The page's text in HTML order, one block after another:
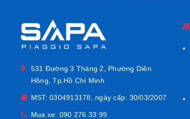
531 Đường 3 Tháng 2, Phường Diên
Hồng, Tp.Hồ Chí Minh
MST: 0304913178, ngày cấp: 30/03/2007
Mua xe: 090 276 33 99